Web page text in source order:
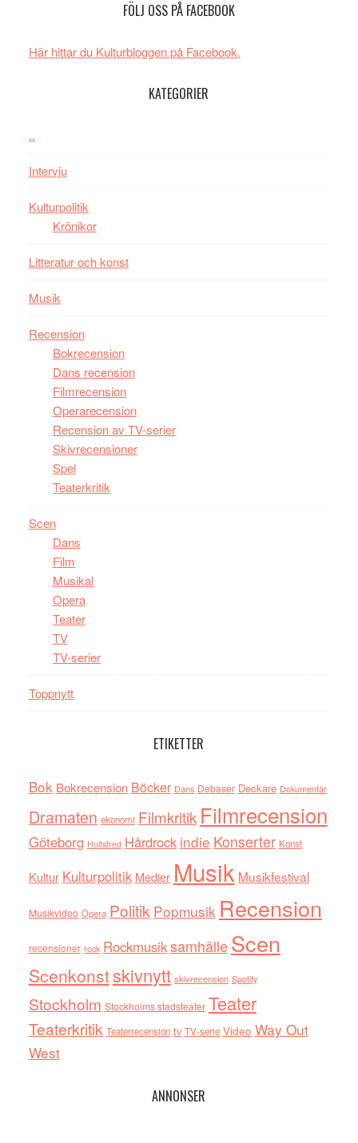
FÖLJ OSS PÅ FACEBOOK
Här hittar du Kulturbloggen på Facebook.
KATEGORIER
..
Intervju
Kulturpolitik
Krönikor
Litteratur och konst
Musik
Recension
Bokrecension
Dans recension
Filmrecension
Operarecension
Recension av TV-serier
Skivrecensioner
Spel
Teaterkritik
Scen
Dans
Film
Musikal
Opera
Teater
TV
TV-serier
Toppnytt
ETIKETTER
Bok Bokrecension Böcker Dans Debaser Deckare Dokumentär
Dramaten ekonomi Filmkritik Filmrecension
Göteborg Hultsfred Hårdrock indie Konserter Konst
Kultur Kulturpolitik Medier Musik Musikfestival
Musikvideo Opera Politik Popmusik Recension
recensioner rock RockmusiksamhälleScen
Scenkonstskivnytt skivrecension Spotify
Stockholm Stockholms stadsteater Teater
Teaterkritik Teaterrecension tv TV-serie Video Way Out
West
ANNONSER